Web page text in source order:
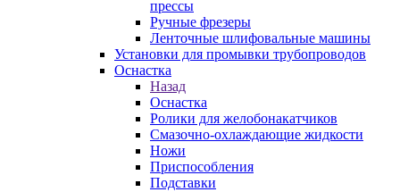
прессы
Ручные фрезеры
Ленточные шлифовальные машины
Установки для промывки трубопроводов
Оснастка
Назад
Оснастка
Ролики для желобонакатчиков
Смазочно-охлаждающие жидкости
Ножи
Приспособления
Подставки